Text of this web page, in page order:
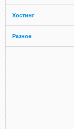
Хостинг
Разное